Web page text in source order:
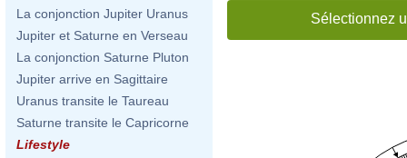
La conjonction Jupiter Uranus
Jupiter et Saturne en Verseau
La conjonction Saturne Pluton
Jupiter arrive en Sagittaire
Uranus transite le Taureau
Saturne transite le Capricorne
Lifestyle
Sélectionnez